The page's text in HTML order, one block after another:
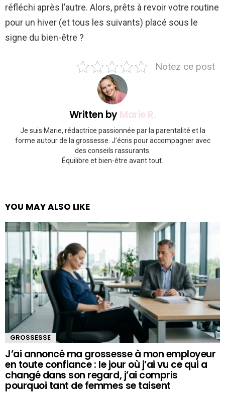
réfléchi après l’autre. Alors, prêts à revoir votre routine
pour un hiver (et tous les suivants) placé sous le
signe du bien-être ?
Notez ce post
Written byMarie R.
Je suis Marie, rédactrice passionnée par la parentalité et la
forme autour de la grossesse. J’écris pour accompagner avec
des conseils rassurants.
Équilibre et bien-être avant tout.
YOU MAY ALSO LIKE
GROSSESSE
J’ai annoncé ma grossesse à mon employeur
en toute confiance : le jour où j’ai vu ce qui a
changé dans son regard, j’ai compris
pourquoi tant de femmes se taisent